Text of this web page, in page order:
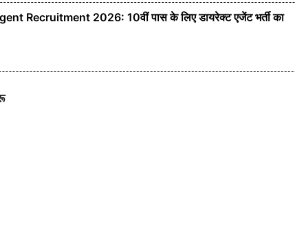
Recruitment 2026: 10वीं पास के लिए डायरेक्ट एजेंट भर्ती का